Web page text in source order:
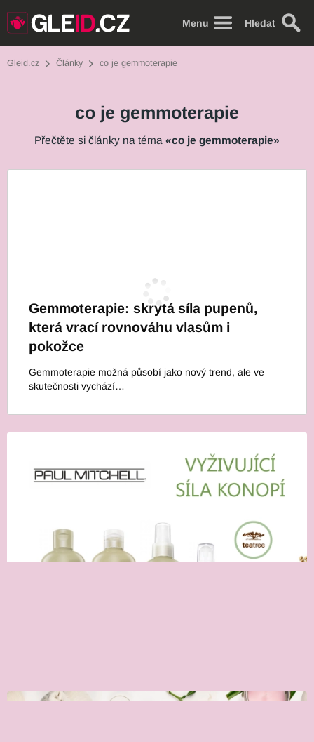
Menu Hledat
Gleid.cz Články co je gemmoterapie
co je gemmoterapie
Přečtěte si články na téma «co je gemmoterapie»
Gemmoterapie: skrytá síla pupenů,
která vrací rovnováhu vlasům i
pokožce
Gemmoterapie možná působí jako nový trend, ale ve
skutečnosti vychází…